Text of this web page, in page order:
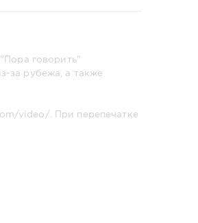
говорить"
за рубежа, а также
video/
. При перепечатке